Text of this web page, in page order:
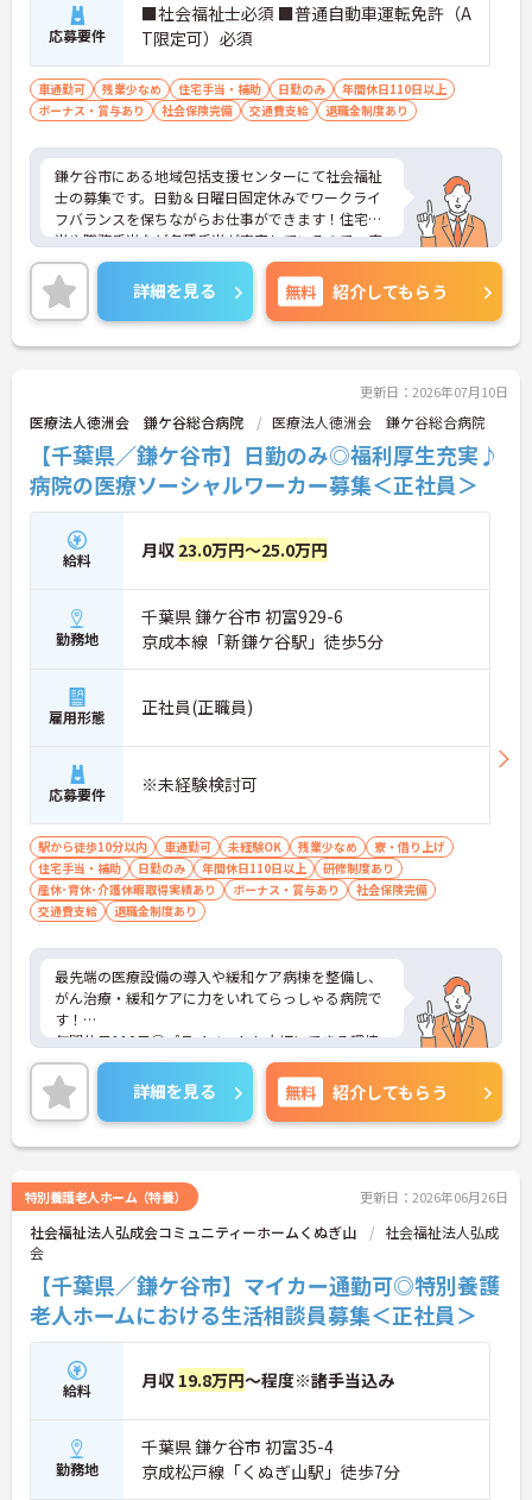
応募要件
■社会福祉士必須 ■普通自動車運転免許（A
T限定可）必須
車通勤可 残業少なめ 住宅手当・補助 日勤のみ
年間休日110日以上
ボーナス・賞与あり
社会保険完備 交通費支給 退職金制度あり
鎌ケ谷市にある地域包括支援センターにて社会福祉
士の募集です。日勤＆日曜日固定休みでワークライ
フバランスを保ちながらお仕事ができます！住宅手
当や職務手当など各種手当が充実しているので、安
心して働きやすい環境が整っています♪ご興味ある
方は面接ポイントをお伝えしますので、お気軽にご
連絡ください。
詳細を見る 無料 紹介してもらう
更新日：2026年07月10日
医療法人徳洲会 鎌ケ谷総合病院 医療法人徳洲会 鎌ケ谷総合病院
【千葉県／鎌ケ谷市】日勤のみ◎福利厚生充実♪
病院の医療ソーシャルワーカー募集＜正社員＞
給料 月収 23.0万円～25.0万円
勤務地
千葉県 鎌ケ谷市 初富929-6
京成本線「新鎌ケ谷駅」徒歩5分
雇用形態 正社員(正職員)
応募要件 ※未経験検討可
駅から徒歩10分以内 車通勤可 未経験OK 残業少なめ
寮・借り上げ
住宅手当・補助
日勤のみ 年間休日110日以上
研修制度あり
産休･育休･介護休暇取得実績あり
ボーナス・賞与あり
社会保険完備
交通費支給
退職金制度あり
最先端の医療設備の導入や緩和ケア病棟を整備し、
がん治療・緩和ケアに力をいれてらっしゃる病院で
す！
年間休日110日◎プライベートも大切にできる環境
ですよ！
ご興味ある方には、面接対策ポイントなど、さらに
詳細をお話しいたしますのでお気軽にご相談くださ
い！
詳細を見る 無料 紹介してもらう
特別養護老人ホーム（特養） 更新日：2026年06月26日
社会福祉法人弘成会コミュニティーホームくぬぎ山
社会福祉法人弘成
会
【千葉県／鎌ケ谷市】マイカー通勤可◎特別養護
老人ホームにおける生活相談員募集＜正社員＞
給料 月収 19.8万円～程度※諸手当込み
勤務地
千葉県 鎌ケ谷市 初富35-4
京成松戸線「くぬぎ山駅」徒歩7分